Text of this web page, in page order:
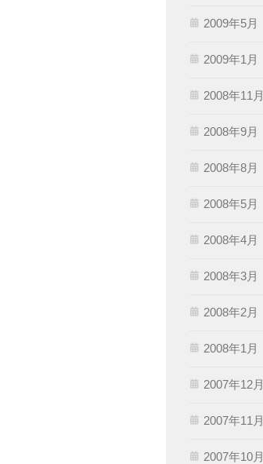
2009年5月
2009年1月
2008年11月
2008年9月
2008年8月
2008年5月
2008年4月
2008年3月
2008年2月
2008年1月
2007年12月
2007年11月
2007年10月